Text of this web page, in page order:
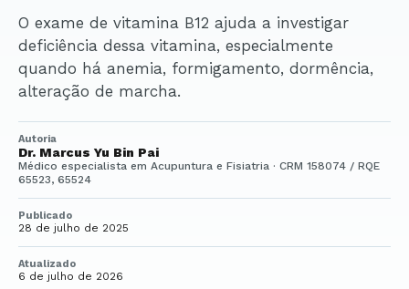
O exame de vitamina B12 ajuda a investigar
deficiência dessa vitamina, especialmente
quando há anemia, formigamento, dormência,
alteração de marcha.
Autoria
Dr. Marcus Yu Bin Pai
Médico especialista em Acupuntura e Fisiatria · CRM 158074 / RQE
65523, 65524
Publicado
28 de julho de 2025
Atualizado
6 de julho de 2026